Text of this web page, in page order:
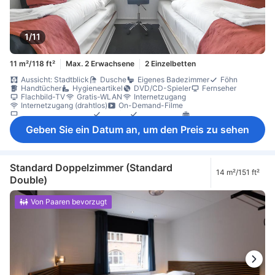
1/11
11 m²/118 ft² Max. 2 Erwachsene
2 Einzelbetten
Aussicht: Stadtblick
Dusche Eigenes Badezimmer
Föhn
Handtücher
Hygieneartikel DVD/CD-Spieler
Fernseher
Flachbild-TV
Gratis-WLAN
Internetzugang
Internetzugang (drahtlos)
On-Demand-Filme
Mülleimer
Schreibtisch Bügelmöglichkeit
Kleiderschrank
Geben Sie ein Datum an, um den Preis zu sehen
Standard Doppelzimmer (Standard
Double)
14 m²/151 ft²
Von Paaren bevorzugt